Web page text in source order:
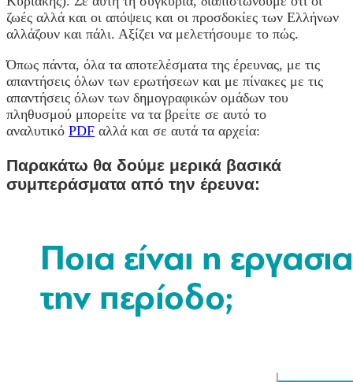
ζωές αλλά και οι απόψεις και οι προσδοκίες των Ελλήνων
αλλάζουν και πάλι. Αξίζει να μελετήσουμε το πώς.
Όπως πάντα, όλα τα αποτελέσματα της έρευνας, με τις
απαντήσεις όλων των ερωτήσεων και με πίνακες με τις
απαντήσεις όλων των δημογραφικών ομάδων του
πληθυσμού μπορείτε να τα βρείτε σε αυτό το
αναλυτικό PDF αλλά και σε αυτά τα αρχεία:
Παρακάτω θα δούμε μερικά βασικά
συμπεράσματα από την έρευνα: